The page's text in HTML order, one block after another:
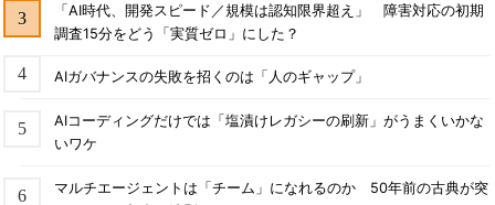
「AI時代、開発スピード／規模は認知限界超え」 障害対応の初期
調査15分をどう「実質ゼロ」にした？
AIガバナンスの失敗を招くのは「人のギャップ」
AIコーディングだけでは「塩漬けレガシーの刷新」がうまくいかな
いワケ
マルチエージェントは「チーム」になれるのか 50年前の古典が突